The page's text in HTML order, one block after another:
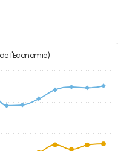
l'Economie)